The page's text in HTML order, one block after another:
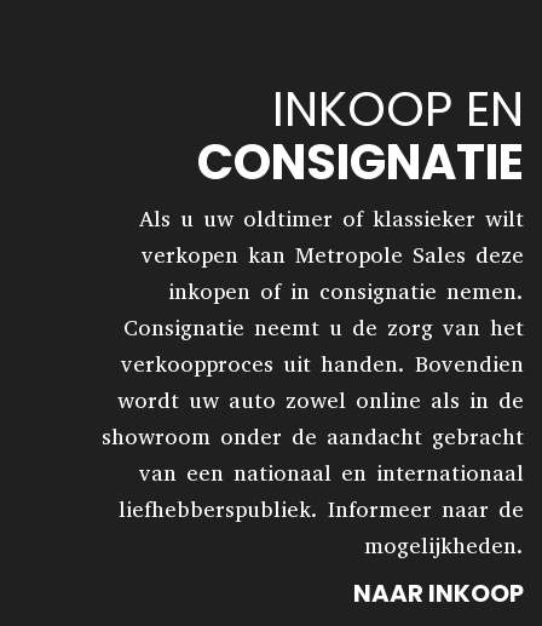
INKOOP EN
CONSIGNATIE
Als u uw oldtimer of klassieker wilt
verkopen kan Metropole Sales deze
inkopen of in consignatie nemen.
Consignatie neemt u de zorg van het
verkoopproces uit handen. Bovendien
wordt uw auto zowel online als in de
showroom onder de aandacht gebracht
van een nationaal en internationaal
liefhebberspubliek. Informeer naar de
mogelijkheden.
NAAR INKOOP